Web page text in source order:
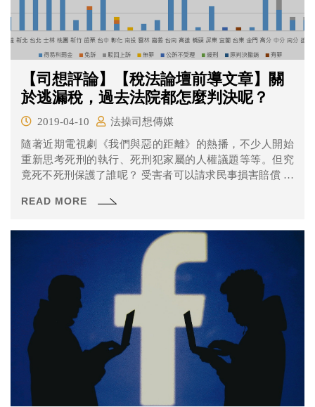
【司想評論】【稅法論壇前導文章】關
於逃漏稅，過去法院都怎麼判決呢？
2019-04-10
法操司想傳媒
隨著近期電視劇《我們與惡的距離》的熱播，不少人開始
重新思考死刑的執行、死刑犯家屬的人權議題等等。但究
竟死不死刑保護了誰呢？ 受害者可以請求民事損害賠償 大
「公法」角度來討論。今天，我們從一個大家可能比較少
READ MORE